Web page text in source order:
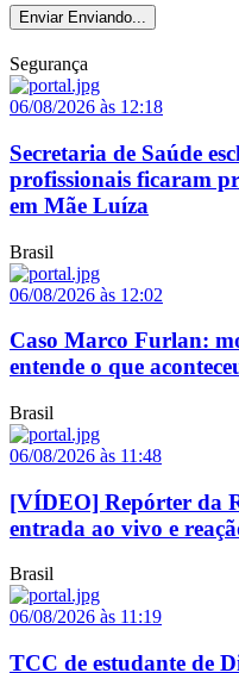
Enviar Enviando...
Segurança
06/08/2026 às 12:18
Secretaria de Saúde
profissionais ficaram
em Mãe Luíza
Brasil
06/08/2026 às 12:02
Caso Marco Furlan:
entende o que
Brasil
06/08/2026 às 11:48
[VÍDEO] Repórter da
entrada ao vivo e
Brasil
06/08/2026 às 11:19
TCC de estudante de